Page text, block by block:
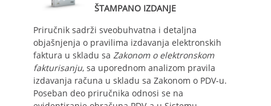
ŠTAMPANO IZDANJE
Priručnik sadrži sveobuhvatna i detaljna
objašnjenja o pravilima izdavanja elektronskih
faktura u skladu sa Zakonom o elektronskom
fakturisanju, sa uporednom analizom pravila
izdavanja računa u skladu sa Zakonom o PDV-u.
Poseban deo priručnika odnosi se na